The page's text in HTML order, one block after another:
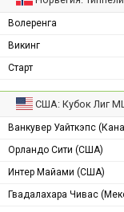
Волеренга
Викинг
Старт
США: Кубок Лиг
Ванкувер Уайткэпс
Орландо Сити (США)
Интер Майами (США)
Гвадалахара Чивас